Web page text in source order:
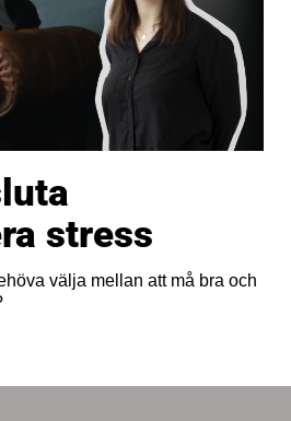
stress
välja mellan att må bra och